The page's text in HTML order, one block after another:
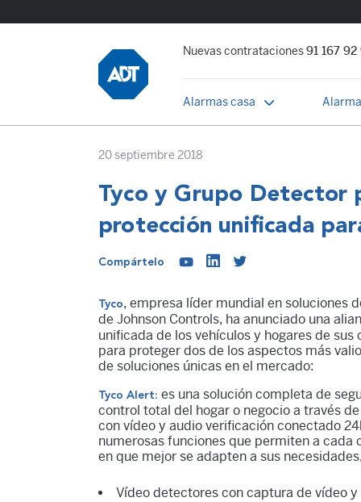
Nuevas contrataciones91 167 92
Alarmas casa
20 septiembre 2018
Tyco y Grupo Detector
protección unificada
Compártelo
Tyco, empresa líder mundial en soluciones
de Johnson Controls, ha anunciado una
unificada de los vehículos y hogares de
para proteger dos de los aspectos más
de soluciones únicas en el mercado:
Tyco Alert: es una solución completa de
control total del hogar o negocio a través
con vídeo y audio verificación conectado
numerosas funciones que permiten a
en que mejor se adapten a sus
Vídeo detectores con captura de vídeo